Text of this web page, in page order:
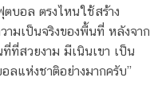
บอล ตรงไหนใช้สร้าง
ามเป็นจริงของพื้นที่ หลังจาก
ที่สวยงาม มีเนินเขา เป็น
ลแห่งชาติอย่างมากครับ”